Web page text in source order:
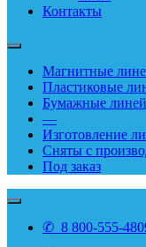
Контакты
Магнитные
Пластиковые
Бумажные
—
Изготовление
Сняты с
Под заказ
✆ 8 800-555-